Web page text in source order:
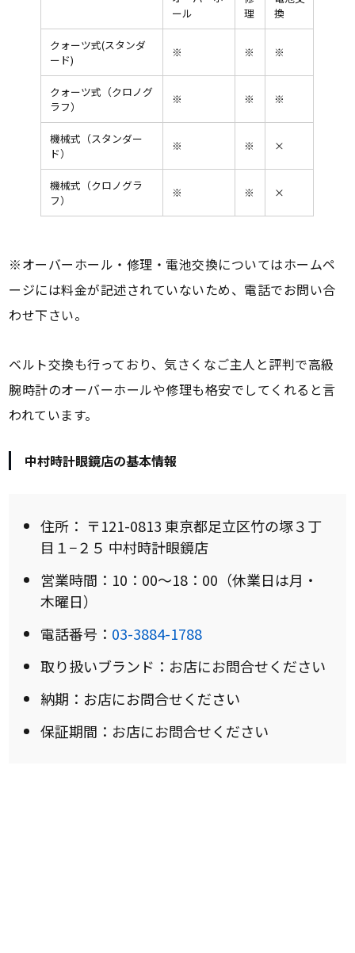
ール
理
換
クォーツ式(スタンダ
ード)
※ ※ ※
クォーツ式（クロノグ
ラフ）
※ ※ ※
機械式（スタンダー
ド）
※ ※ ×
機械式（クロノグラ
フ）
※ ※ ×
※オーバーホール・修理・電池交換についてはホームペ
ージには料金が記述されていないため、電話でお問い合
わせ下さい。
ベルト交換も行っており、気さくなご主人と評判で高級
腕時計のオーバーホールや修理も格安でしてくれると言
われています。
中村時計眼鏡店の基本情報
住所： 〒121-0813 東京都足立区竹の塚３丁
目１−２５ 中村時計眼鏡店
営業時間：10：00～18：00（休業日は月・
木曜日）
電話番号： 03-3884-1788
取り扱いブランド：お店にお問合せください
納期：お店にお問合せください
保証期間：お店にお問合せください